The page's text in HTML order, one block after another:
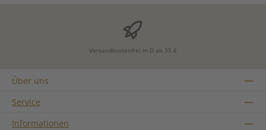
Versandkostenfrei in D ab 35 €
Über uns
Service
Informationen